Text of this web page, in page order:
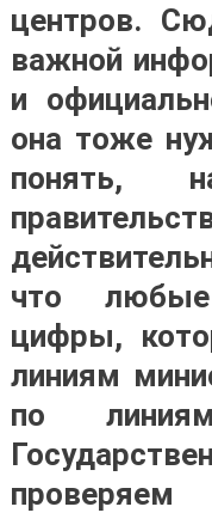
центров.
важной
и
она тоже
понять,
что
цифры,
линиям
по